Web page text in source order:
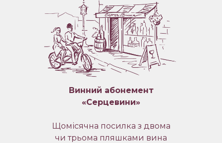
Винний абонемент
«Серцевини»
Щомісячна посилка з двома
чи трьома пляшками вина